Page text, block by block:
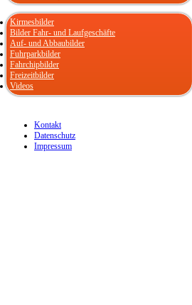
Kirmesbilder
Bilder Fahr- und Laufgeschäfte
Auf- und Abbaubilder
Fuhrparkbilder
Fahrchipbilder
Freizeitbilder
Videos
Kontakt
Datenschutz
Impressum